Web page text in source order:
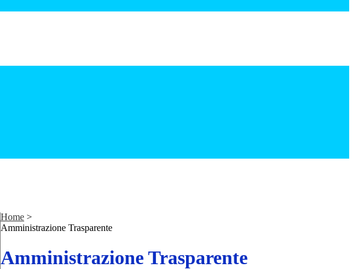
Home >
Amministrazione Trasparente
Amministrazione Trasparente